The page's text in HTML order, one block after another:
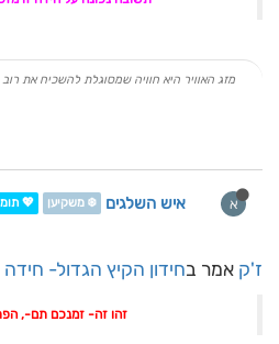
מזג האוויר היא חוויה שמסוגלת להשכיח את
א איש השלגים ❄️ משקיען 💖
ז'ק אמר בחידון הקיץ הגדול- חידה
זהו זה- זמנכם תם-,